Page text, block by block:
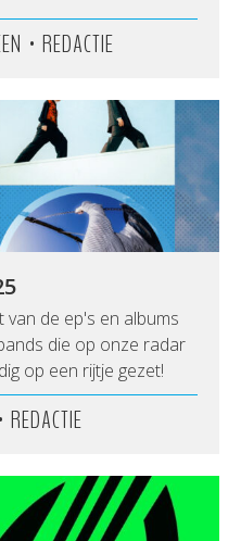
• REDACTIE
van de ep's en albums
die op onze radar
op een rijtje gezet!
• REDACTIE